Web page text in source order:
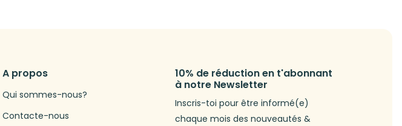
A propos
Qui sommes-nous?
Contacte-nous
10% de réduction en t'abonnant
à notre Newsletter
Inscris-toi pour être informé(e)
chaque mois des nouveautés &